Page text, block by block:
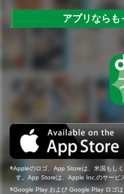
アプリならも
Appleのロゴ、App Storeは、米国もし
す。App Storeは、Apple Inc.のサービ
Google Play および Google Play ロゴは